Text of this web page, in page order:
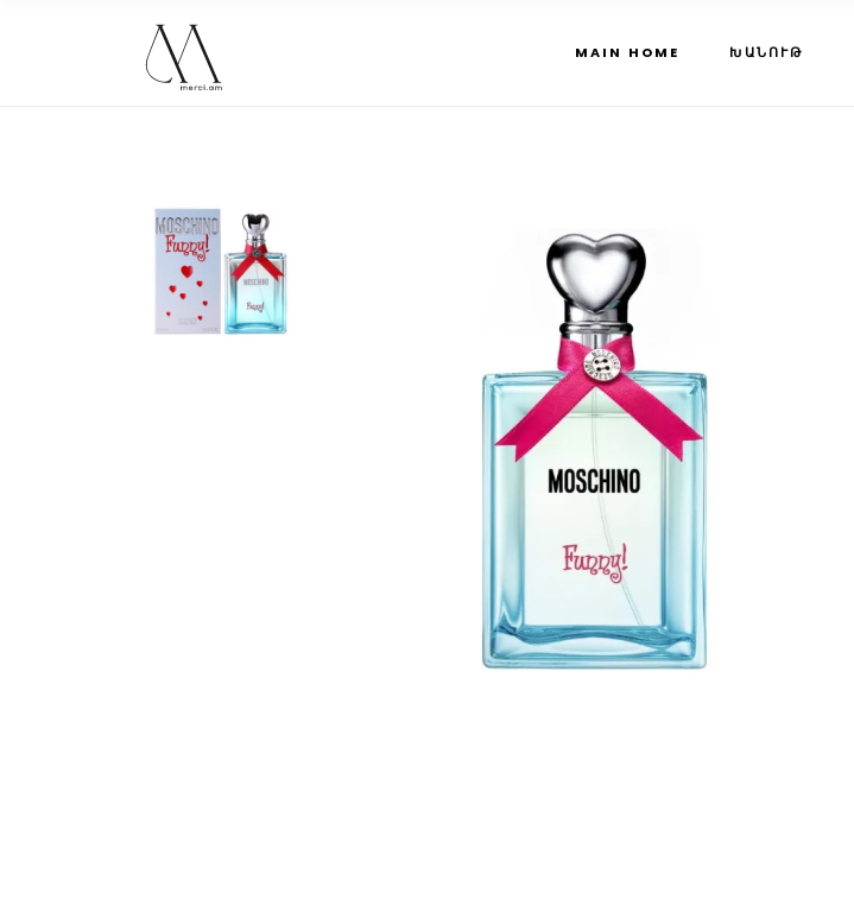
MAIN HOME ԽԱՆՈՒԹ